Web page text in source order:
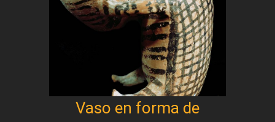
Vaso en forma de